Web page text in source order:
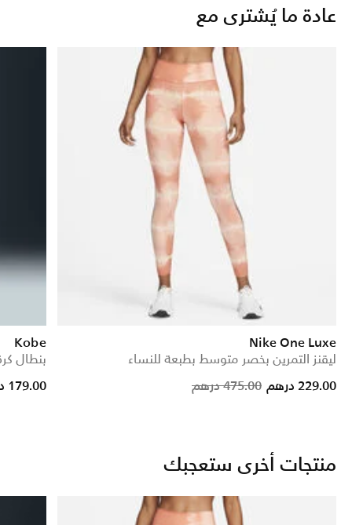
عادة ما يُشترى مع
Nike One Luxe
ليقنز التمرين بخصر متوسط بطبعة للنساء
Price reduced from
475.00 درهم
to 229.00 درهم
Kobe
بنطال
from
179.00 درهم
منتجات أخرى ستعجبك